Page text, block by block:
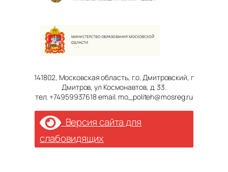
141802, Московская область, г.о. Дмитровский, г
Дмитров, ул Космонавтов, д. 33.
тел. +74959937618 email. mo_politeh@mosreg.ru
Версия сайта для
слабовидящих